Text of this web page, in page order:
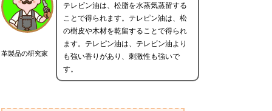
革製品の研究家
テレビン油は、松脂を水蒸気蒸留する
ことで得られます。テレピン油は、松
の樹皮や木材を乾留することで得られ
ます。テレピン油は、テレビン油より
も強い香りがあり、刺激性も強いで
す。